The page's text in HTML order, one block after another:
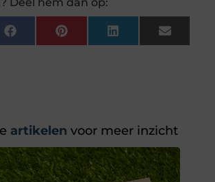
FacebookPinterestLinkedInEmail
artikelen voor meer inzicht